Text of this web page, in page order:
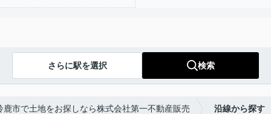
さらに駅を選択 検索
鹿市で土地をお探しなら株式会社第一不動産販売 沿線から探す